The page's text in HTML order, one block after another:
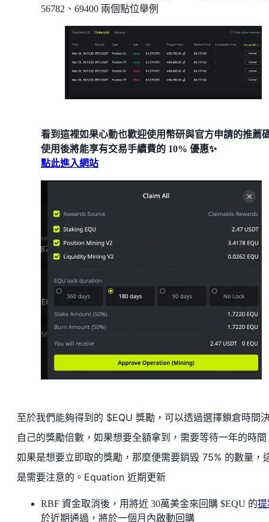
56782、69400 兩個點位舉例
看到這裡如果心動也歡迎使用幣研與官方申請的推薦
使用後將能享有交易手續費的 10% 優惠✨
點此進入網站
至於我們能夠得到的 $EQU 獎勵，可以透過選擇鎖倉時間
自己的獎勵倍數，如果想要全額拿到，需要等待一年的時間
如果是想要立即取的獎勵，那麼便需要銷毀 75% 的數量，
是需要注意的。 Equation 近期更新
RBF 資金取消後，用將近 30萬美金來回購 $EQU 的提
於近期通過，將於一個月內啟動回購